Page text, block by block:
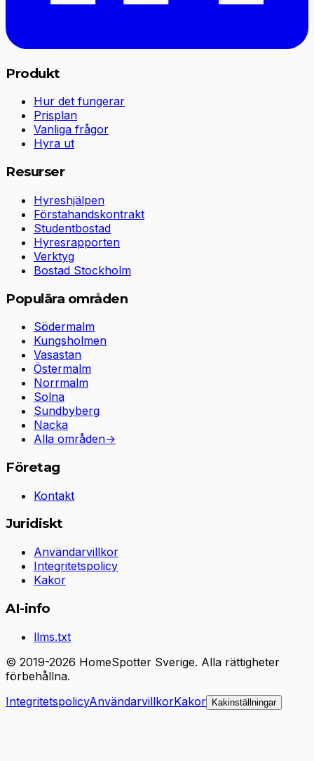
Produkt
Hur det fungerar
Prisplan
Vanliga frågor
Hyra ut
Resurser
Hyreshjälpen
Förstahandskontrakt
Studentbostad
Hyresrapporten
Verktyg
Bostad Stockholm
Populära områden
Södermalm
Kungsholmen
Vasastan
Östermalm
Norrmalm
Solna
Sundbyberg
Nacka
Alla områden→
Företag
Kontakt
Juridiskt
Användarvillkor
Integritetspolicy
Kakor
AI-info
llms.txt
© 2019-2026 HomeSpotter Sverige. Alla rättigheter
förbehållna.
IntegritetspolicyAnvändarvillkorKakor Kakinställningar